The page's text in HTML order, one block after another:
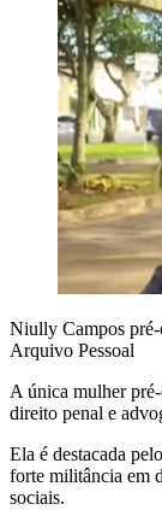
Niully Campos
Arquivo Pessoal
A única mulher
direito penal e
Ela é destacada
forte militância em
sociais.